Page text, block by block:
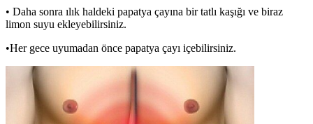
• Daha sonra ılık haldeki papatya çayına bir tatlı kaşığı ve biraz
limon suyu ekleyebilirsiniz.
•Her gece uyumadan önce papatya çayı içebilirsiniz.